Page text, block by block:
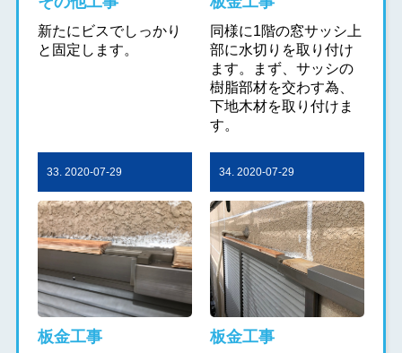
新たにビスでしっかり
と固定します。
同様に1階の窓サッシ上
部に水切りを取り付け
ます。まず、サッシの
樹脂部材を交わす為、
下地木材を取り付けま
す。
33. 2020-07-29
板金工事
34. 2020-07-29
板金工事